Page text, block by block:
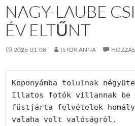
NAGY-LAUBE
ÉV ELTŰNT
2026-01-08 ISTÓK ANNA
Koponyámba tolulnak
Illatos fotók villannak be
füstjárta felvételek
valaha volt valóságról.